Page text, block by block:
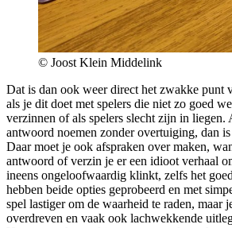
© Joost Klein Middelink
Dat is dan ook weer direct het zwakke punt
als je dit doet met spelers die niet zo goed
verzinnen of als spelers slecht zijn in liegen.
antwoord noemen zonder overtuiging, dan is
Daar moet je ook afspraken over maken,
antwoord of verzin je er een idioot verhaal
ineens ongeloofwaardig klinkt, zelfs het
hebben beide opties geprobeerd en met
spel lastiger om de waarheid te raden, maar
overdreven en vaak ook lachwekkende